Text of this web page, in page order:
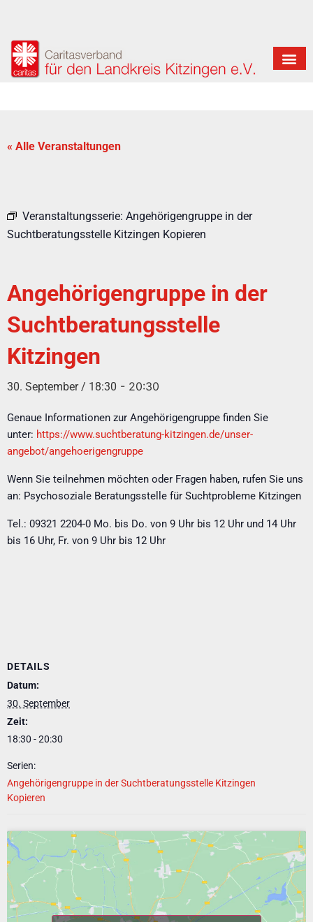
« Alle Veranstaltungen
Veranstaltungsserie: Angehörigengruppe in der
Suchtberatungsstelle Kitzingen Kopieren
Angehörigengruppe in der
Suchtberatungsstelle
Kitzingen
30. September / 18:30 - 20:30
Genaue Informationen zur Angehörigengruppe finden Sie
unter: https://www.suchtberatung-kitzingen.de/unser-
angebot/angehoerigengruppe
Wenn Sie teilnehmen möchten oder Fragen haben, rufen Sie uns
an: Psychosoziale Beratungsstelle für Suchtprobleme Kitzingen
Tel.: 09321 2204-0 Mo. bis Do. von 9 Uhr bis 12 Uhr und 14 Uhr
bis 16 Uhr, Fr. von 9 Uhr bis 12 Uhr
DETAILS
Datum:
30. September
Zeit:
18:30 - 20:30
Serien:
Angehörigengruppe in der Suchtberatungsstelle Kitzingen
Kopieren